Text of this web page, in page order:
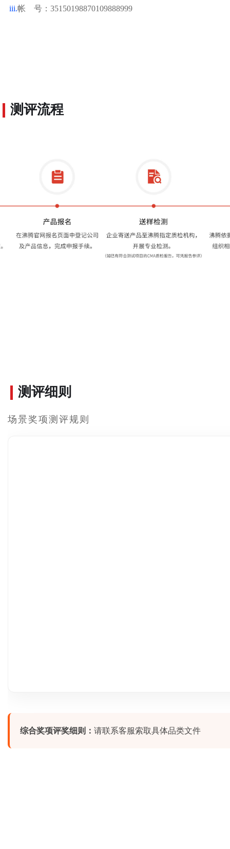
iii.帐 号：35150198870109888999
测评流程
测评细则
场景奖项测评规则
综合奖项评奖细则： 请联系客服索取具体品类文件